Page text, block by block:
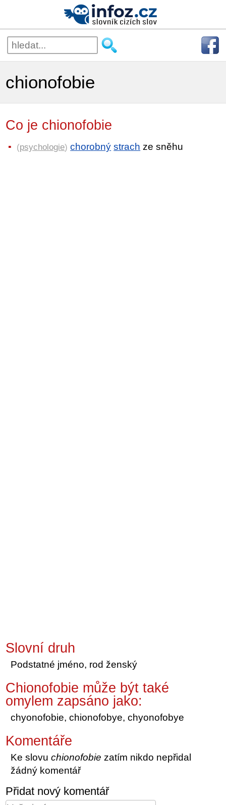
chionofobie
Co je chionofobie
(psychologie) chorobný strach ze sněhu
Slovní druh
Podstatné jméno, rod ženský
Chionofobie může být také
omylem zapsáno jako:
chyonofobie, chionofobye, chyonofobye
Komentáře
Ke slovuchionofobie zatím nikdo nepřidal
žádný komentář
Přidat nový komentář